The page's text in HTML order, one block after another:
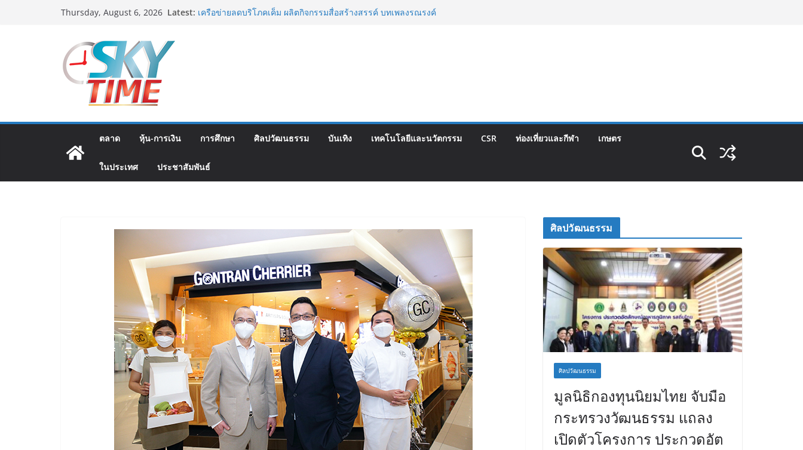
Thursday, August 6, 2026 Latest: เครือข่ายลดบริโภคเค็ม ผลิตกิจกรรมสื่อสร้างสรรค์ บทเพลงรณรงค์
“นายกแก้ว”จากยูยิตสูชนะขาดนั่งบอร์ดการกีฬาเป็นสมัยที่สอง
ตลาด
หุ้น-การเงิน การศึกษา ศิลปวัฒนธรรม บันเทิง เทคโนโลยีและนวัตกรรม CSR ท่องเที่ยวและกีฬา เกษตร
ในประเทศ ประชาสัมพันธ์
ศิลปวัฒนธรรม
ศิลปวัฒนธรรม
มูลนิธิกองทุนนิยมไทย จับมือ
กระทรวงวัฒนธรรม แถลง
เปิดตัวโครงการ ประกวดอัต